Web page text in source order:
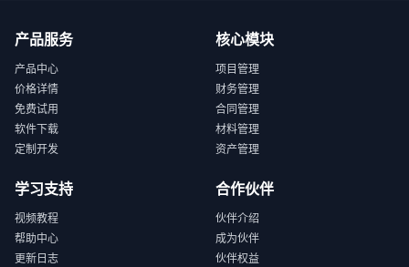
产品服务
产品中心
价格详情
免费试用
软件下载
定制开发
核心模块
项目管理
财务管理
合同管理
材料管理
资产管理
学习支持
视频教程
帮助中心
更新日志
合作伙伴
伙伴介绍
成为伙伴
伙伴权益